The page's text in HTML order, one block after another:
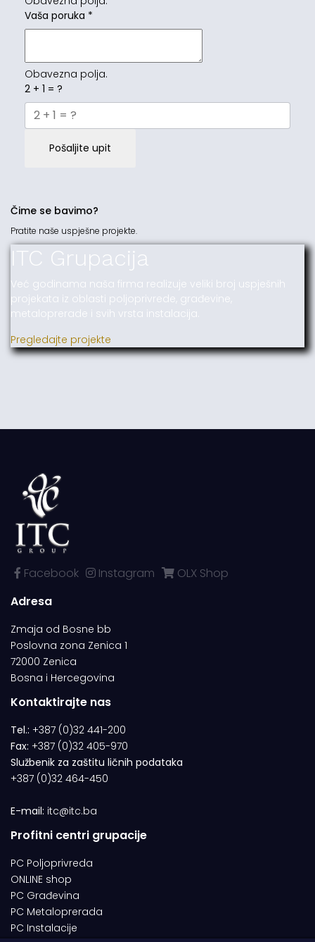
Vaša poruka *
Obavezna polja.
2 + 1 = ?
Pošaljite upit
Čime se bavimo?
Pratite naše uspješne projekte.
ITC Grupacija
Već godinama naša firma realizuje veliki broj uspješnih
projekata iz oblasti poljoprivrede, građevine,
metaloprerade i svih vrsta instalacija.
Pregledajte projekte
Facebook Instagram
OLX Shop
Adresa
Zmaja od Bosne bb
Poslovna zona Zenica 1
72000 Zenica
Bosna i Hercegovina
Kontaktirajte nas
Tel.: +387 (0)32 441-200
Fax: +387 (0)32 405-970
Službenik za zaštitu ličnih podataka
+387 (0)32 464-450
E-mail: itc@itc.ba
Profitni centri grupacije
PC Poljoprivreda
ONLINE shop
PC Građevina
PC Metaloprerada
PC Instalacije